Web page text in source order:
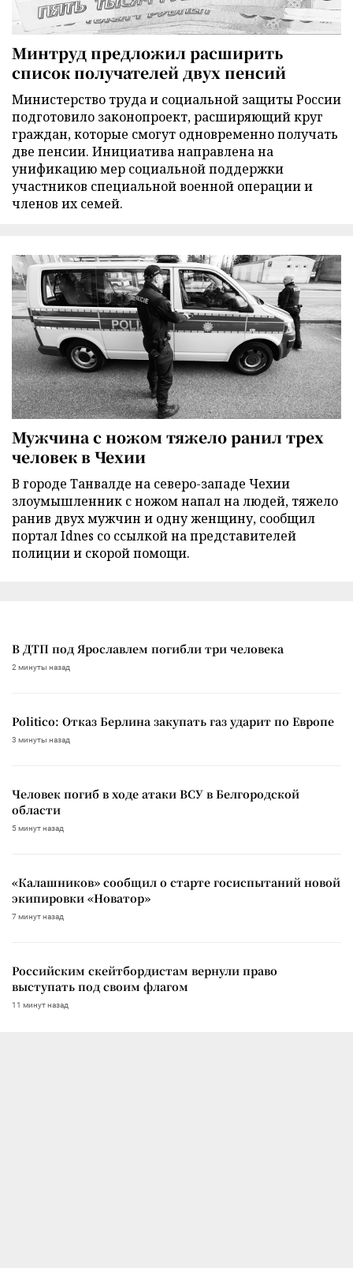
Минтруд предложил расширить
список получателей двух пенсий
Министерство труда и социальной защиты России
подготовило законопроект, расширяющий круг
граждан, которые смогут одновременно получать
две пенсии. Инициатива направлена на
унификацию мер социальной поддержки
участников специальной военной операции и
членов их семей.
Мужчина с ножом тяжело ранил трех
человек в Чехии
В городе Танвалде на северо-западе Чехии
злоумышленник с ножом напал на людей, тяжело
ранив двух мужчин и одну женщину, сообщил
портал Idnes со ссылкой на представителей
полиции и скорой помощи.
В ДТП под Ярославлем погибли три человека
2 минуты назад
Politico: Отказ Берлина закупать газ ударит по Европе
3 минуты назад
Человек погиб в ходе атаки ВСУ в Белгородской
области
5 минут назад
«Калашников» сообщил о старте госиспытаний новой
экипировки «Новатор»
7 минут назад
Российским скейтбордистам вернули право
выступать под своим флагом
11 минут назад